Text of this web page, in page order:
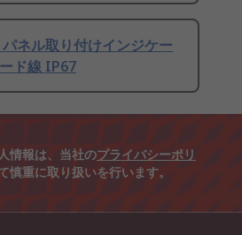
パネル取り付けインジケー
ド線 IP67
情報は、当社のプライバシーポリ
慎重に取り扱いを行います。